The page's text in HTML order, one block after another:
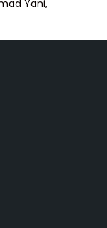
Yani,